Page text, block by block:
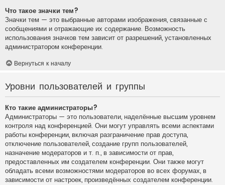
Что такое значки тем?
Значки тем — это выбранные авторами изображения, связанные с
сообщениями и отражающие их содержание. Возможность
использования значков тем зависит от разрешений, установленных
администратором конференции.
Вернуться к началу
Уровни пользователей и группы
Кто такие администраторы?
Администраторы — это пользователи, наделённые высшим уровнем
контроля над конференцией. Они могут управлять всеми аспектами
работы конференции, включая разграничение прав доступа,
отключение пользователей, создание групп пользователей,
назначение модераторов и т. п., в зависимости от прав,
предоставленных им создателем конференции. Они также могут
обладать всеми возможностями модераторов во всех форумах, в
зависимости от настроек, произведённых создателем конференции.